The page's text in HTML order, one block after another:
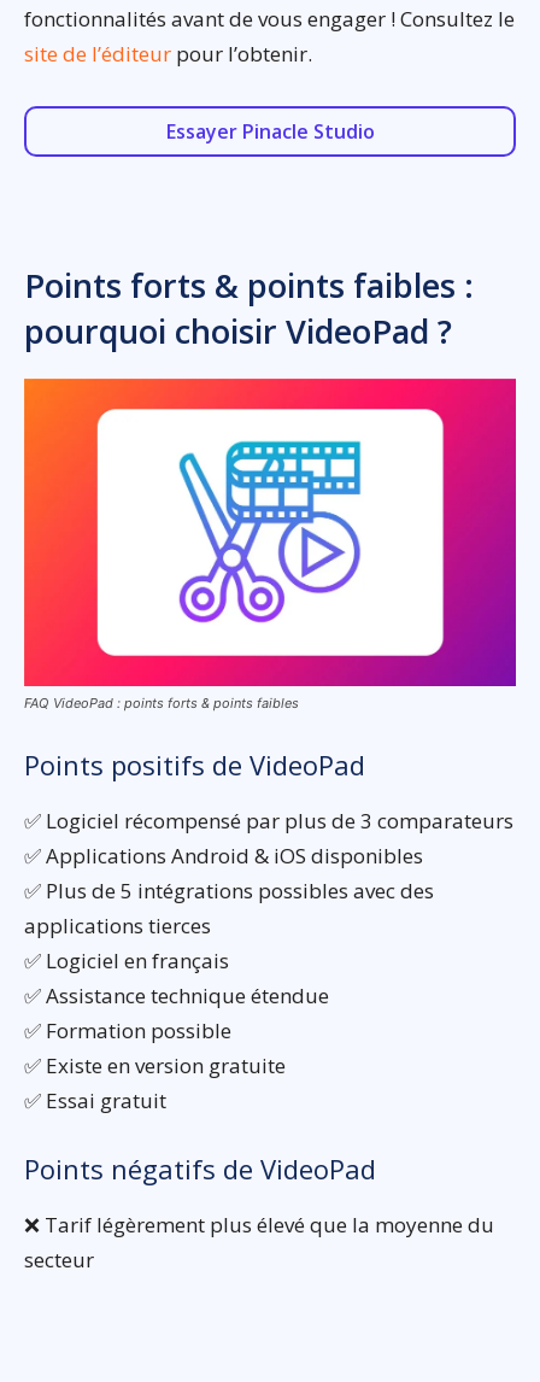
fonctionnalités avant de vous engager ! Consultez le
site de l’éditeur pour l’obtenir.
Essayer Pinacle Studio
Points forts & points faibles :
pourquoi choisir VideoPad ?
FAQ VideoPad : points forts & points faibles
Points positifs de VideoPad
✅ Logiciel récompensé par plus de 3 comparateurs
✅ Applications Android & iOS disponibles
✅ Plus de 5 intégrations possibles avec des
applications tierces
✅ Logiciel en français
✅ Assistance technique étendue
✅ Formation possible
✅ Existe en version gratuite
✅ Essai gratuit
Points négatifs de VideoPad
❌ Tarif légèrement plus élevé que la moyenne du
secteur